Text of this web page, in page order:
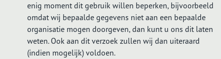
enig moment dit gebruik willen beperken, bijvoorbeeld
omdat wij bepaalde gegevens niet aan een bepaalde
organisatie mogen doorgeven, dan kunt u ons dit laten
weten. Ook aan dit verzoek zullen wij dan uiteraard
(indien mogelijk) voldoen.